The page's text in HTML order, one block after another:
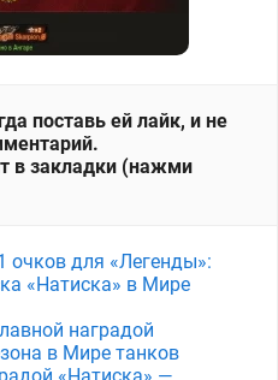
поставь ей лайк, и не
в закладки (нажми
очков для «Легенды»:
«Натиска» в Мире
наградой
в Мире танков